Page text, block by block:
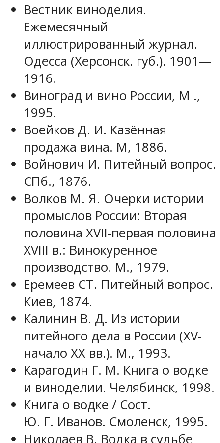
Вестник виноделия.
Ежемесячный
иллюстрированный журнал.
Одесса (Херсонск. губ.). 1901—
1916.
Виноград и вино России, М .,
1995.
Воейков Д. И. Казённая
продажа вина. М, 1886.
Войнович И. Питейный вопрос.
СПб., 1876.
Волков М. Я. Очерки истории
промыслов России: Вторая
половина XVII-первая половина
XVIII в.: Винокуренное
производство. М., 1979.
Еремеев СТ. Питейный вопрос.
Киев, 1874.
Калинин В. Д. Из истории
питейного дела в России (XV-
начало XX вв.). М., 1993.
Карагодин Г. М. Книга о водке
и виноделии. Челябинск, 1998.
Книга о водке / Сост.
Ю. Г. Иванов. Смоленск, 1995.
Николаев В. Водка в судьбе